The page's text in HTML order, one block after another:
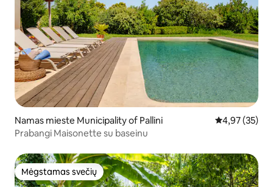
Namas mieste Municipality of Pallini Vidutinis
4,97 (35)
Prabangi Maisonette su baseinu
Mėgstamas svečių
Mėgstamas svečių